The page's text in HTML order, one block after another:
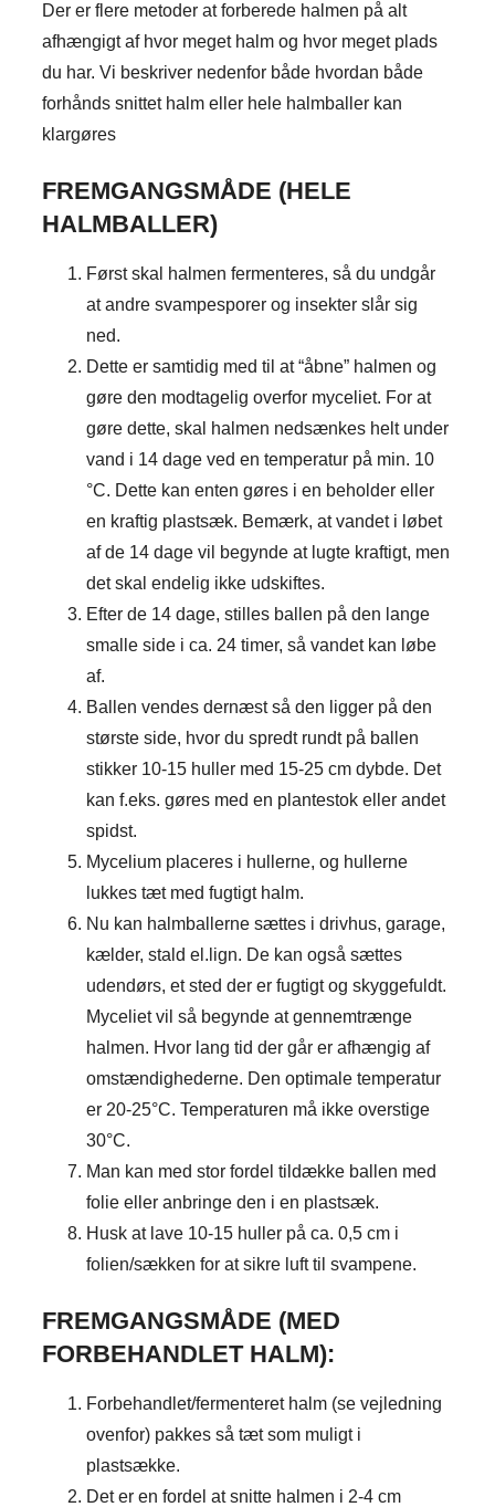
Der er flere metoder at forberede halmen på alt
afhængigt af hvor meget halm og hvor meget plads
du har. Vi beskriver nedenfor både hvordan både
forhånds snittet halm eller hele halmballer kan
klargøres
FREMGANGSMÅDE (HELE
HALMBALLER)
Først skal halmen fermenteres, så du undgår
at andre svampesporer og insekter slår sig
ned.
Dette er samtidig med til at “åbne” halmen og
gøre den modtagelig overfor myceliet. For at
gøre dette, skal halmen nedsænkes helt under
vand i 14 dage ved en temperatur på min. 10
°C. Dette kan enten gøres i en beholder eller
en kraftig plastsæk. Bemærk, at vandet i løbet
af de 14 dage vil begynde at lugte kraftigt, men
det skal endelig ikke udskiftes.
Efter de 14 dage, stilles ballen på den lange
smalle side i ca. 24 timer, så vandet kan løbe
af.
Ballen vendes dernæst så den ligger på den
største side, hvor du spredt rundt på ballen
stikker 10-15 huller med 15-25 cm dybde. Det
kan f.eks. gøres med en plantestok eller andet
spidst.
Mycelium placeres i hullerne, og hullerne
lukkes tæt med fugtigt halm.
Nu kan halmballerne sættes i drivhus, garage,
kælder, stald el.lign. De kan også sættes
udendørs, et sted der er fugtigt og skyggefuldt.
Myceliet vil så begynde at gennemtrænge
halmen. Hvor lang tid der går er afhængig af
omstændighederne. Den optimale temperatur
er 20-25°C. Temperaturen må ikke overstige
30°C.
Man kan med stor fordel tildække ballen med
folie eller anbringe den i en plastsæk.
Husk at lave 10-15 huller på ca. 0,5 cm i
folien/sækken for at sikre luft til svampene.
FREMGANGSMÅDE (MED
FORBEHANDLET HALM):
Forbehandlet/fermenteret halm (se vejledning
ovenfor) pakkes så tæt som muligt i
plastsække.
Det er en fordel at snitte halmen i 2-4 cm